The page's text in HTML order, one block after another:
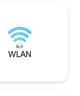
Entspannen. Mit
Wohnmobile/
luxuriösen Spa,
wird, ist jedes
Stadtzentrum
WLAN